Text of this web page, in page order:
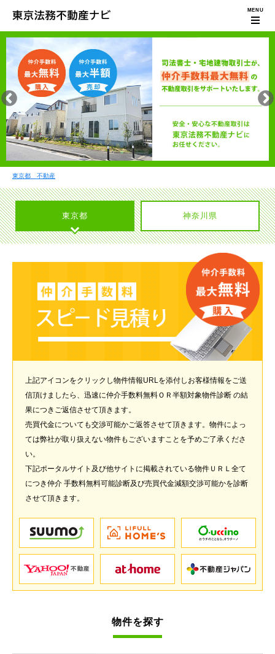
東京都 不動産
東京都 神奈川県
上記アイコンをクリックし物件情報URLを添付しお客様情報をご送
信頂けましたら、迅速に仲介手数料無料ＯＲ半額対象物件診断 の結
果につきご返信させて頂きます。
売買代金についても交渉可能かご返答させて頂きます。物件によっ
ては弊社が取り扱えない物件もございますことを予めご了承くださ
い。
下記ポータルサイト及び他サイトに掲載されている物件ＵＲＬ全て
につき仲介 手数料無料可能診断及び売買代金減額交渉可能かを診断
させて頂きます。
物件を探す